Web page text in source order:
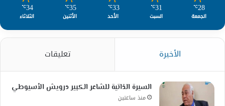
28
℃
الجمعة
31
℃
السبت
33
℃
الأحد
35
℃
الأثنين
34
℃
الثلاثاء
الأخيرة تعليقات
السيرة الذاتية للشاعر الكبير درويش الأسيوطي
منذ ساعتين